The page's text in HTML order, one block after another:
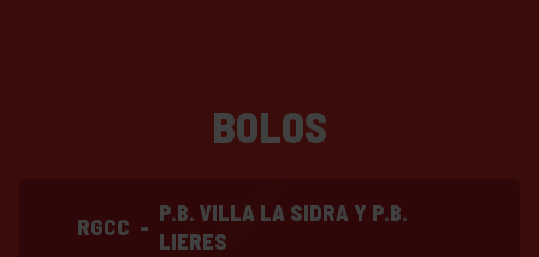
BOLOS
RGCC -
P.B. VILLA LA SIDRA Y P.B.
LIERES